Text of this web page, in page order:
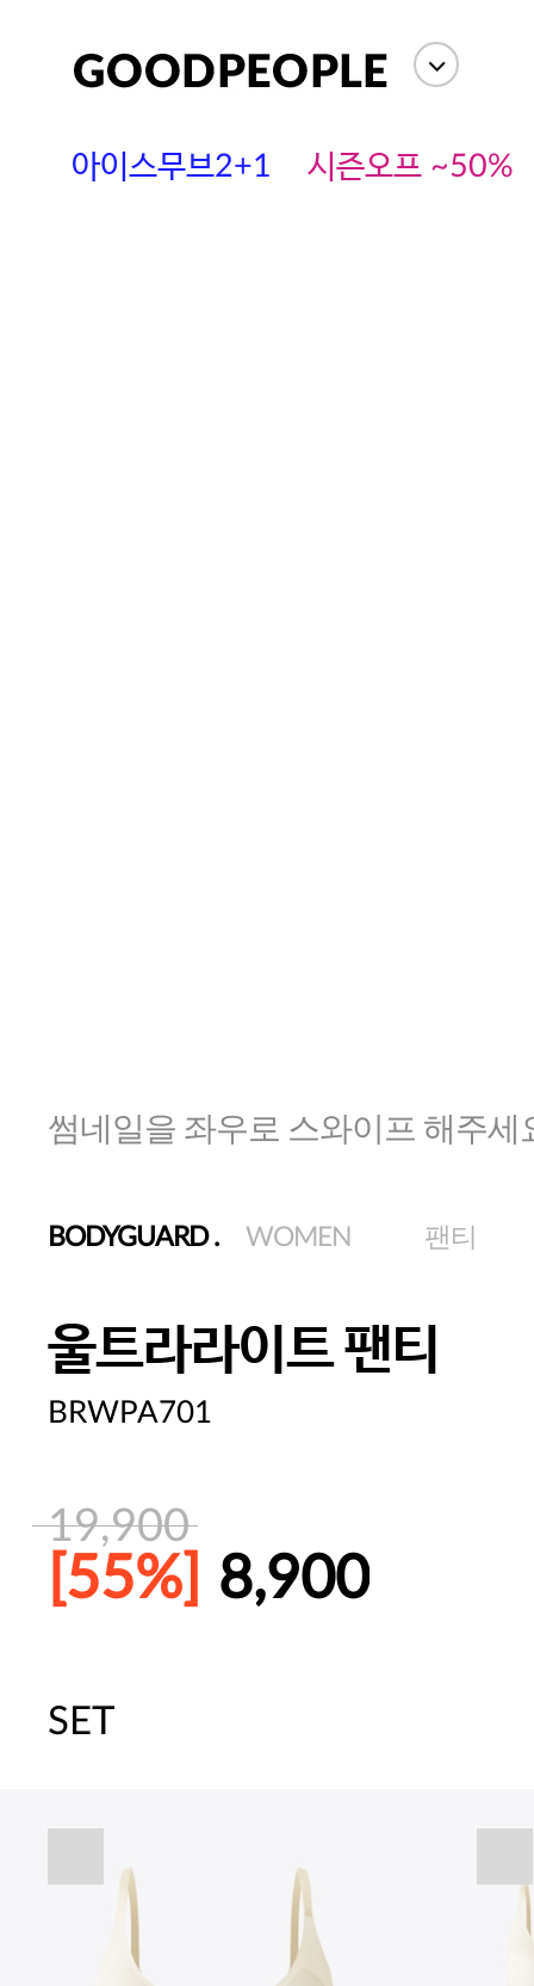
아이스무브2+1 시즌오프 ~50%
썸네일을 좌우로 스와이프 해주세
BODYGUARD. WOMEN 팬티
울트라라이트 팬티
BRWPA701
19,900
[55%] 8,900
주말특가 20%(8.7~8.9)/5만원 이
[썸머블프] 2만원 할인 쿠폰(8.1~31)
SET